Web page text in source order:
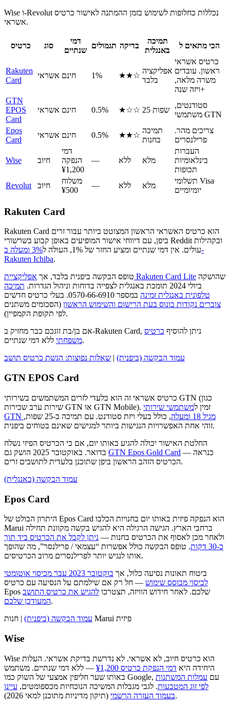
Wise ו-Revolut נכללות כחלופות לשימוש בזמן ההמתנה לאישור כרטיס
אשראי.
כרטיס סוג
דמי
שנתיים
תגמולים בדיקה
תמיכה
באנגלית
הכי מתאים ל
Rakuten
Card
אשראי חינם 1% ★★☆
אפליקציה
בלבד
כרטיס אשראי
ראשון. עובדים
משרה מלאה,
ויזה שנה+
GTN
EPOS
Card
אשראי חינם 0.5% ★☆☆ 25 שפות
סטודנטים,
משתמשי GTN
Epos
Card
אשראי חינם 0.5% ★★☆
תמיכה
בחנות
צריכים מהר.
פרילנסרים
Wise חיוב
דמי
הנפקה
¥1,200
— ללא מלא
העברות
בינלאומיות
תכופות
Revolut
חיוב
משלוח
¥500
— ללא מלא
תשלומי Visa
יומיומיים
Rakuten Card
Rakuten Card הוא כרטיס האשראי הראשון המצוטט ביותר עבור זרים
ביפן, עם דיווחי אישור המופיעים באופן קבוע בשרשורי Reddit ובקהילות
עולים. אין דמי שנתיים ומציע החזר של 1%, העולה ל
3% ומעלה ב-
Rakuten Ichiba.
טופס הבקשה ביפנית בלבד, אך אפליקציית Rakuten Card Lite
ביולי 2024 תומכת באנגלית לצפייה בדוחות וניהול הגדרות.
תמיכה
טלפונית באנגלית זמינה במספר 0570-66-6910. בעלי כרטיס חדשים
צוברים נקודות בונוס בעת הרישום והשימוש הראשון (הסכומים משתנים
לפי תקופת הקמפיין).
אם בן/בת זוגכם כבר מחזיק ב-Rakuten Card, ניתן להוסיף כרטיס
משפחתיללא דמי שנתיים.
עמוד הבקשה (ביפנית) | שאלות נפוצות: הגשת כרטיס תושב
GTN EPOS Card
כרטיס אשראי זה הוא בלעדי לזרים המשתמשים בשירותי GTN (כגון
שירות ערב שכירות GTN או GTN Mobile). זמין למשתמשי שירותי
GTN מגיל 18 ומעלה
, כולל בעלי ויזת סטודנט. עם תמיכה ב-25 שפות,
זוהי אחת האפשרויות הנגישות ביותר למגישים שאינם בטוחים ביפנית.
החלטת האישור יכולה להגיע באותו יום, אם כי הכרטיס הפיזי נשלח
GTN Epos Gold Card — כנראה
הכרטיס הזהב הראשון ביפן שתוכנן בלעדית לתושבים זרים.
עמוד הבקשה (באנגלית)
Epos Card
היתרון הבולט של Epos Card הוא הנפקה פיזית באותו יום בחנויות הכלבו
Marui ברחבי הארץ. הגישה הרגילה היא להגיש בקשה מקוונת תחילה
ולאחר מכן לאסוף את הכרטיס בחנות — ניתן לקבל את הכרטיס ביד תוך
כ-30 דקות
. טופס הבקשה כולל אפשרות “עצמאי / פרילנסר”, מה שהופך
אותו לנגיש יותר לפרילנסרים מרוב הכרטיסים.
ביטוח תאונות נסיעה כלול, אך
בוקטובר 2023 עבר מכיסוי אוטומטי
לכיסוי מבוסס שימוש — חל רק אם שילמתם על הנסיעה עם כרטיס
Epos שלכם. לאחר חידוש הוויזה, תצטרכו להגיש את כרטיס התושב
המעודכן שלכם.
עמוד הבקשה (ביפנית)
| חנות Marui פיזית
Wise
Wise הוא כרטיס חיוב, לא אשראי. לא נדרשת בדיקת אשראי. העלות
היחידה היא דמי הנפקת כרטיס ¥1,200
— ללא דמי שנתיים. משתמש
באותו שער חליפין אמצעי של השוק כמו Google, עם עמלות המשתנות
לפי זוג המטבעות. לגבי מגבלות המשיכה הנוכחיות מכספומטים, עיינו
בעמוד העזרה הרשמי(תיקון מדיניות מתוכנן למאי 2026).